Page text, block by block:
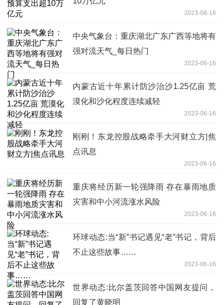
2023-06-16
中央气象台：重庆湖北广东广西等地将有
强对流天气_每日热门
2023-06-16
内蒙古近十年累计防沙治沙1.25亿亩 荒
漠化和沙化程度连续减轻
2023-06-16
刚刚！东龙控股战略牵手大河财立方|焦
点讯息
2023-06-16
重庆将经历新一轮强降雨 存在暴雨地质
灾害和中小河流涨水风险
2023-06-16
环球动态:当“新”书记遇见“老”书记，背后
不止这些故事……
2023-06-16
世界动态:比尔盖茨回答中国网友提问，
回复了黄晓明